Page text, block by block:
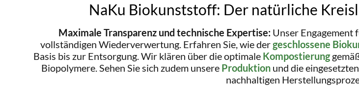
NaKu Biokunststoff: Der natürliche
Maximale Transparenz und technische Expertise: Unser Engagement
vollständigen Wiederverwertung. Erfahren Sie, wie dergeschlossene
Basis bis zur Entsorgung. Wir klären über die optimale Kompostierung
Biopolymere. Sehen Sie sich zudem unsere Produktion und die
nachhaltigen